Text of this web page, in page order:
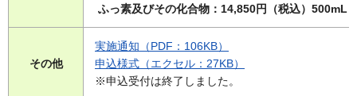
ふっ素及びその化合物：14,850円（税込）500mL
その他
実施通知（PDF：106KB）
申込様式（エクセル：27KB）
※申込受付は終了しました。